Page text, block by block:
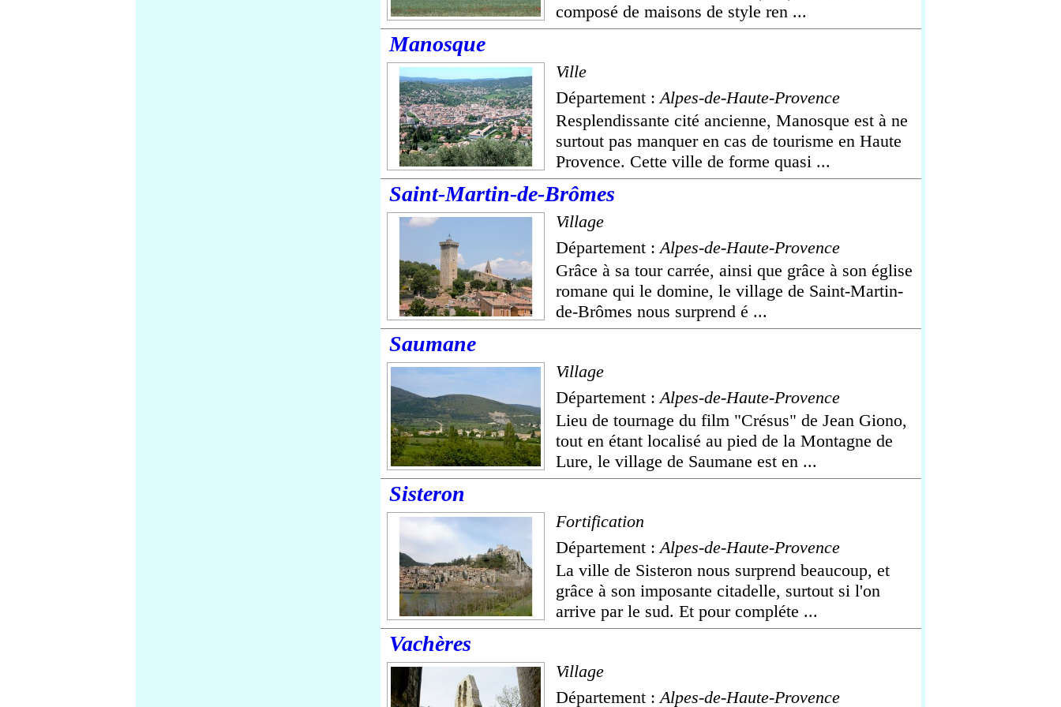
composé de maisons de style ren ...
Manosque
Ville
Département : Alpes-de-Haute-Provence
Resplendissante cité ancienne, Manosque est à ne
surtout pas manquer en cas de tourisme en Haute
Provence. Cette ville de forme quasi ...
Saint-Martin-de-Brômes
Village
Département : Alpes-de-Haute-Provence
Grâce à sa tour carrée, ainsi que grâce à son église
romane qui le domine, le village de Saint-Martin-
de-Brômes nous surprend é ...
Saumane
Village
Département : Alpes-de-Haute-Provence
Lieu de tournage du film "Crésus" de Jean Giono,
tout en étant localisé au pied de la Montagne de
Lure, le village de Saumane est en ...
Sisteron
Fortification
Département : Alpes-de-Haute-Provence
La ville de Sisteron nous surprend beaucoup, et
grâce à son imposante citadelle, surtout si l'on
arrive par le sud. Et pour compléte ...
Vachères
Village
Département : Alpes-de-Haute-Provence